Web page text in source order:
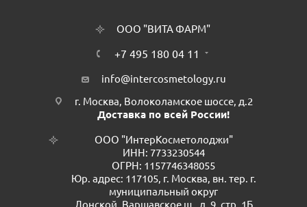
ООО "ВИТА ФАРМ"
+7 495 180 04 11
info@intercosmetology.ru
г. Москва, Волоколамское шоссе, д.2
Доставка по всей России!
ООО "ИнтерКосметолоджи"
ИНН: 7733230544
ОГРН: 1157746348055
Юр. адрес: 117105, г. Москва, вн. тер. г.
муниципальный округ
Донской, Варшавское ш., д. 9, стр. 1Б